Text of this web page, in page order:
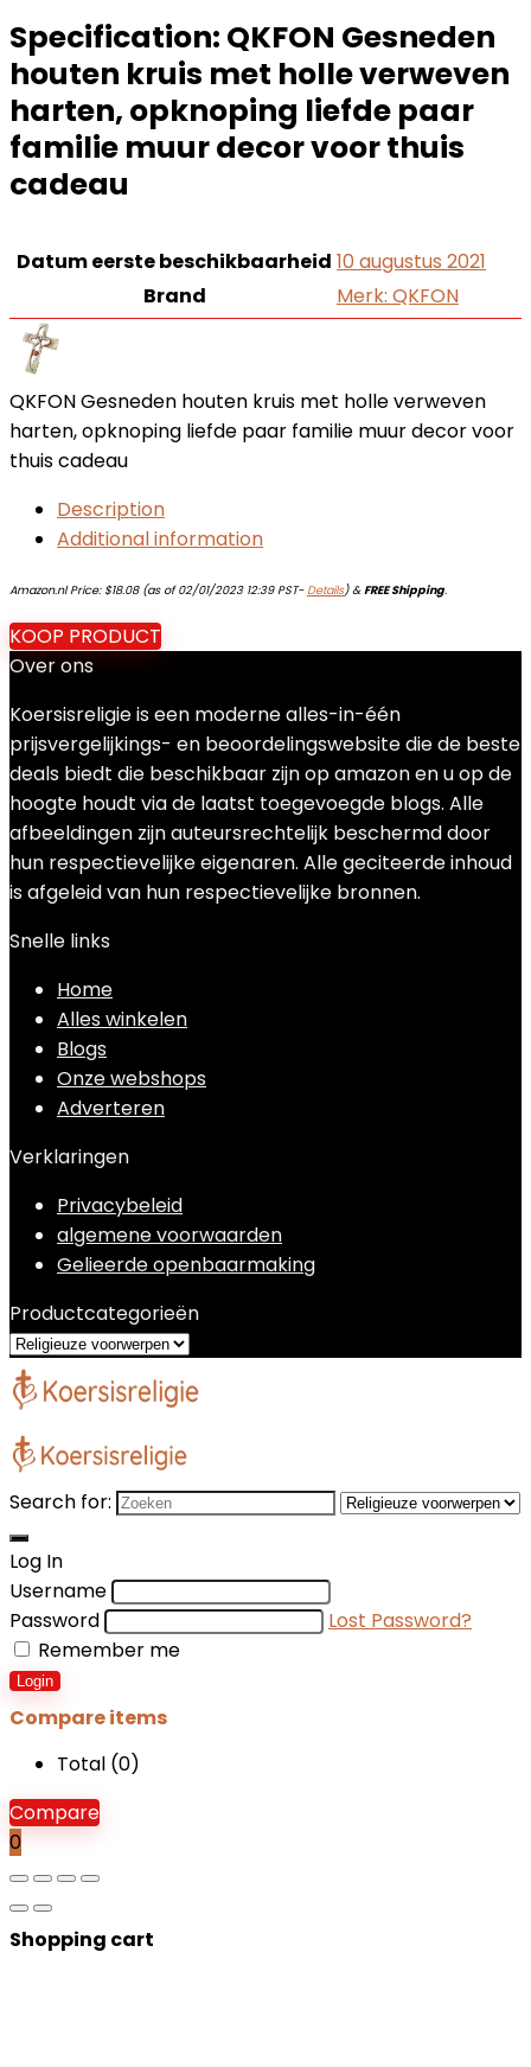
Specification: QKFON Gesneden
houten kruis met holle verweven
harten, opknoping liefde paar
familie muur decor voor thuis
cadeau
Datum eerste beschikbaarheid 10 augustus 2021
Brand
Merk: QKFON
QKFON Gesneden houten kruis met holle verweven
harten, opknoping liefde paar familie muur decor voor
thuis cadeau
Description
Additional information
Amazon.nl Price: $18.08(as of 02/01/2023 12:39 PST-Details)&FREE Shipping.
KOOP PRODUCT
Over ons
Koersisreligie is een moderne alles-in-één
prijsvergelijkings- en beoordelingswebsite die de beste
deals biedt die beschikbaar zijn op amazon en u op de
hoogte houdt via de laatst toegevoegde blogs. Alle
afbeeldingen zijn auteursrechtelijk beschermd door
hun respectievelijke eigenaren. Alle geciteerde inhoud
is afgeleid van hun respectievelijke bronnen.
Snelle links
Home
Alles winkelen
Blogs
Onze webshops
Adverteren
Verklaringen
Privacybeleid
algemene voorwaarden
Gelieerde openbaarmaking
Productcategorieën
Search for:
Log In
Username
Password
Lost Password?
Remember me
Login
Compare items
Total (0)
Compare
0
Shopping cart